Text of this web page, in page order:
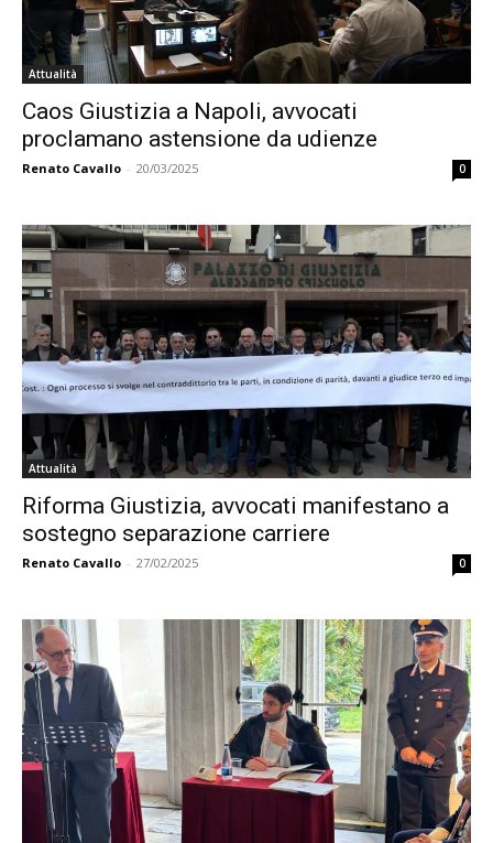
Attualità
Caos Giustizia a Napoli, avvocati
proclamano astensione da udienze
Renato Cavallo - 20/03/2025 0
Attualità
Riforma Giustizia, avvocati manifestano a
sostegno separazione carriere
Renato Cavallo - 27/02/2025 0